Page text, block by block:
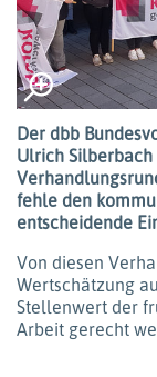
Der dbb
Ulrich
fehle den
entscheidende
Von diesen
Wertschätzung
Stellenwert der
Arbeit gerecht